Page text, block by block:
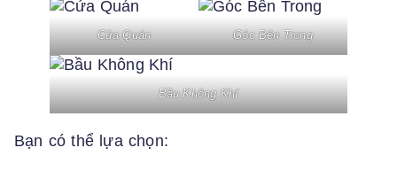
Cửa Quán Góc Bên Trong
Bầu Không Khí
Bạn có thể lựa chọn: